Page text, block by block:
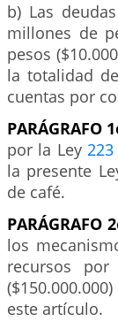
b) Las
millones de
pesos
la totalidad
cuentas por
PARÁGRAFO
por la Ley223
la presente
de café.
PARÁGRAFO
los
recursos
este artículo.